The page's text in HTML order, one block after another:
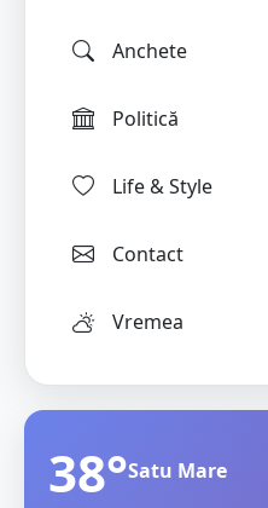
Anchete
Politică
Life & Style
Contact
Vremea
38°Satu Mare